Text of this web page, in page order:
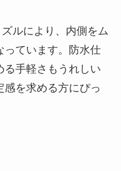
ルにより、内側をム
っています。防水仕
る手軽さもうれしい
感を求める方にぴっ